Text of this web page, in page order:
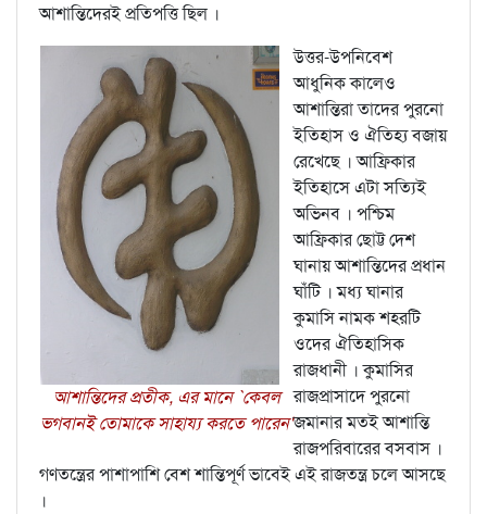
আশান্তিদেরই প্রতিপত্তি ছিল ।
আশান্তিদের প্রতীক, এর মানে `কেবল
ভগবানই তোমাকে সাহায্য করতে পারেন'
উত্তর-উপনিবেশ
আধুনিক কালেও
আশান্তিরা তাদের পুরনো
ইতিহাস ও ঐতিহ্য বজায়
রেখেছে । আফ্রিকার
ইতিহাসে এটা সত্যিই
অভিনব । পশ্চিম
আফ্রিকার ছোট্ট দেশ
ঘানায় আশান্তিদের প্রধান
ঘাঁটি । মধ্য ঘানার
কুমাসি নামক শহরটি
ওদের ঐতিহাসিক
রাজধানী । কুমাসির
রাজপ্রাসাদে পুরনো
জমানার মতই আশান্তি
রাজপরিবারের বসবাস ।
গণতন্ত্রের পাশাপাশি বেশ শান্তিপূর্ণ ভাবেই এই রাজতন্ত্র চলে আসছে
।